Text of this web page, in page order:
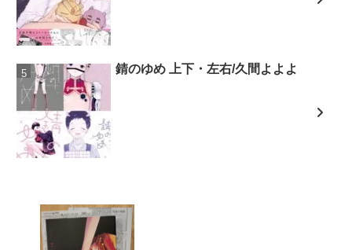
錆のゆめ 上下・左右/久間よよよ